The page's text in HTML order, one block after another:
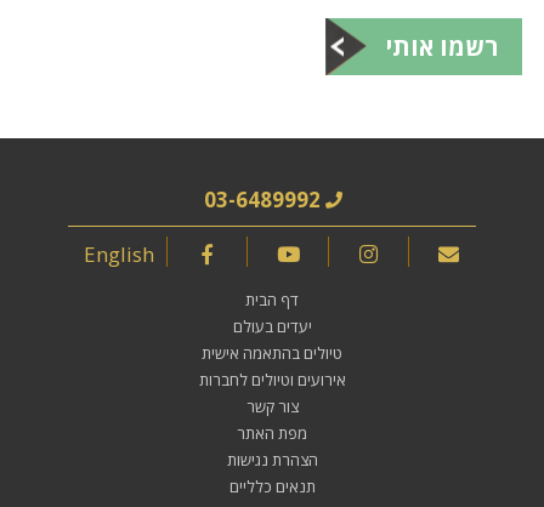
רשמו אותי
03-6489992
English
דף הבית
יעדים בעולם
טיולים בהתאמה אישית
אירועים וטיולים לחברות
צור קשר
מפת האתר
הצהרת נגישות
תנאים כלליים